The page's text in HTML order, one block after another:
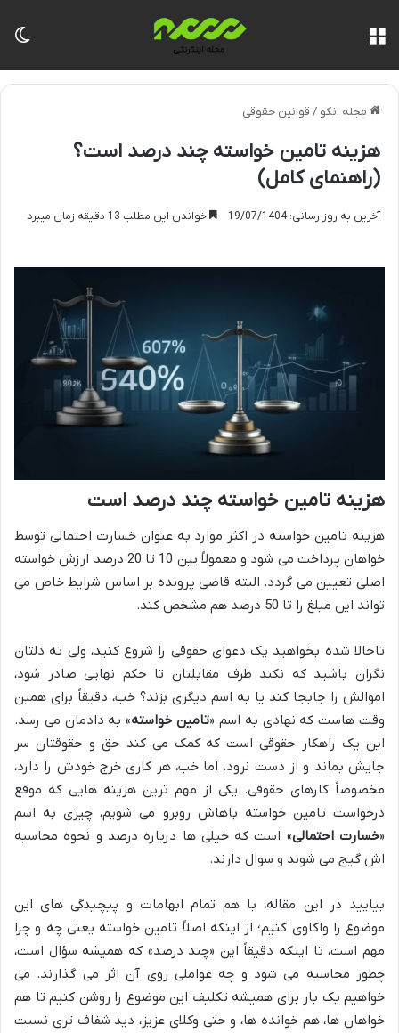
مجله انکو / قوانین حقوقی
هزینه تامین خواسته چند درصد است؟
(راهنمای کامل)
آخرین به روز رسانی: 19/07/1404 خواندن این مطلب 13 دقیقه زمان میبرد
هزینه تامین خواسته چند درصد است
هزینه تامین خواسته در اکثر موارد به عنوان خسارت احتمالی توسط
خواهان پرداخت می شود و معمولاً بین 10 تا 20 درصد ارزش خواسته
اصلی تعیین می گردد. البته قاضی پرونده بر اساس شرایط خاص می
تواند این مبلغ را تا 50 درصد هم مشخص کند.
تاحالا شده بخواهید یک دعوای حقوقی را شروع کنید، ولی ته دلتان
نگران باشید که نکند طرف مقابلتان تا حکم نهایی صادر شود،
اموالش را جابجا کند یا به اسم دیگری بزند؟ خب، دقیقاً برای همین
وقت هاست که نهادی به اسم «تامین خواسته» به دادمان می رسد.
این یک راهکار حقوقی است که کمک می کند حق و حقوقتان سر
جایش بماند و از دست نرود. اما خب، هر کاری خرج خودش را دارد،
مخصوصاً کارهای حقوقی. یکی از مهم ترین هزینه هایی که موقع
درخواست تامین خواسته باهاش روبرو می شویم، چیزی به اسم
«خسارت احتمالی» است که خیلی ها درباره درصد و نحوه محاسبه
اش گیج می شوند و سوال دارند.
بیایید در این مقاله، با هم تمام ابهامات و پیچیدگی های این
موضوع را واکاوی کنیم؛ از اینکه اصلاً تامین خواسته یعنی چه و چرا
مهم است، تا اینکه دقیقاً این «چند درصد» که همیشه سؤال است،
چطور محاسبه می شود و چه عواملی روی آن اثر می گذارند. می
خواهیم یک بار برای همیشه تکلیف این موضوع را روشن کنیم تا هم
خواهان ها، هم خوانده ها، و حتی وکلای عزیز، دید شفاف تری نسبت